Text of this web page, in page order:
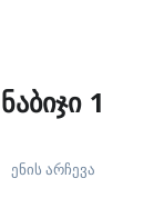
ნაბიჯი 1
ენის არჩევა